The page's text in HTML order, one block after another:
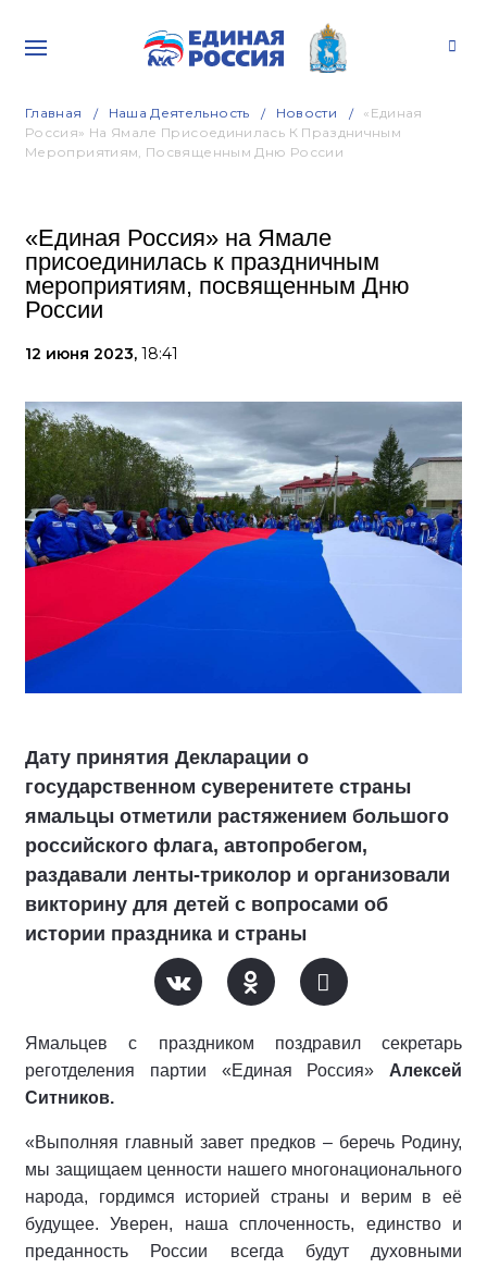
Главная Наша Деятельность Новости
«Единая
Россия» На Ямале Присоединилась К Праздничным
Мероприятиям, Посвященным Дню России
«Единая Россия» на Ямале
присоединилась к праздничным
мероприятиям, посвященным Дню
России
12 июня 2023, 18:41
Дату принятия Декларации о
государственном суверенитете страны
ямальцы отметили растяжением большого
российского флага, автопробегом,
раздавали ленты-триколор и организовали
викторину для детей с вопросами об
истории праздника и страны
Ямальцев с праздником поздравил секретарь
реготделения партии «Единая Россия» Алексей
Ситников.
«Выполняя главный завет предков – беречь Родину,
мы защищаем ценности нашего многонационального
народа, гордимся историей страны и верим в её
будущее. Уверен, наша сплоченность, единство и
преданность России всегда будут духовными